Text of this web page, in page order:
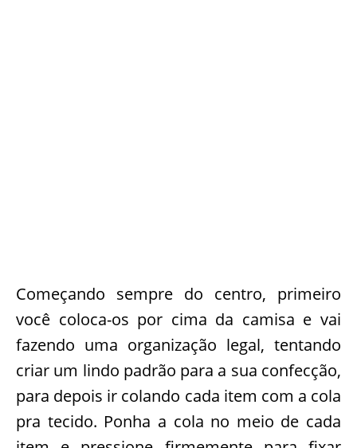
Começando sempre do centro, primeiro
você coloca-os por cima da camisa e vai
fazendo uma organização legal, tentando
criar um lindo padrão para a sua confecção,
para depois ir colando cada item com a cola
pra tecido. Ponha a cola no meio de cada